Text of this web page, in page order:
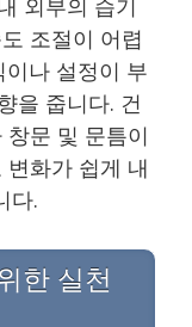
조절이 어렵
나 설정이 부
을 줍니다. 건
문 및 문틈이
화가 쉽게 내
다.
한 실천